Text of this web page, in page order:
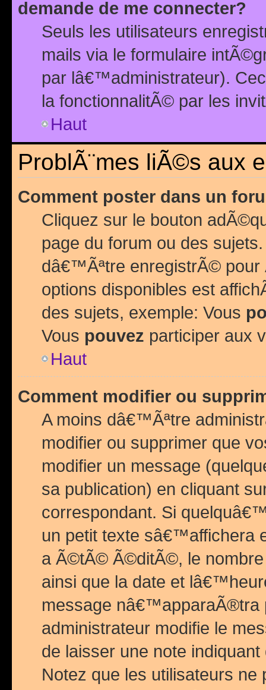
demande de me connecter?
Seuls les utilisateurs
mails via le formulaire
par lâ€™administrateur).
la fonctionnalitÃ© par les
Haut
ProblÃ¨mes liÃ©s aux
Comment poster dans un
Cliquez sur le bouton
page du forum ou des
dâ€™Ãªtre enregistrÃ©
options disponibles est
des sujets, exemple: Vous
Vous pouvez participer aux
Haut
Comment modifier ou
A moins dâ€™Ãªtre
modifier ou supprimer que
modifier un message
sa publication) en cliquant
correspondant. Si
un petit texte sâ€™affichera
a Ã©tÃ© Ã©ditÃ©, le
ainsi que la date et
message nâ€™apparaÃ®tra
administrateur modifie le
de laisser une note
Notez que les utilisateurs